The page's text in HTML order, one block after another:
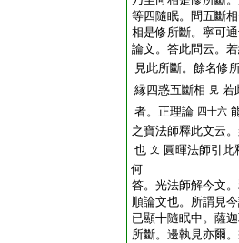
等四隨眠。問五斷
相是修所斷。寧可
論文。答此問云。
見此所斷。餘名修
縁四惑五斷相 見 若
者。正理論 四十六
之寶法師釋此文云
也 文 圓暉法師引
何
答。光法師解今文
順論文也。所謂見
已顯十隨眠中。薩
所斷。邊執見亦爾